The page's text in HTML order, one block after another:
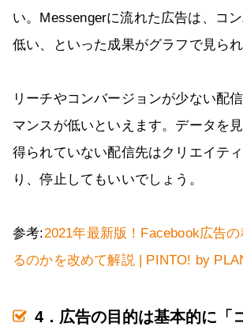
い。Messengerに流れた広告は、コ
低い、といった成果がグラフで見られ
リーチやコンバージョンが少ない配
マンスが低いといえます。データを
得られていない配信先はクリエイテ
り、停止してもいいでしょう。
参考:2021年最新版！Facebook広告
るのかを改めて解説 | PINTO! by
4．広告の目的は基本的に「